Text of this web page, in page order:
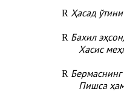
R Ҳасад
R Бахил
Хасис
R
Пишса